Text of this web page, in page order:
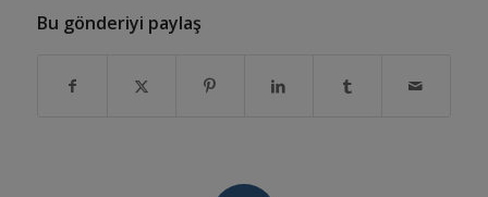
Bu gönderiyi paylaş